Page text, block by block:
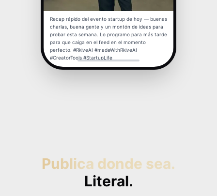
Recap rápido del evento startup de hoy — buenas
charlas, buena gente y un montón de ideas para
probar esta semana. Lo programo para más tarde
para que caiga en el feed en el momento
perfecto. #RkiveAI #madeWithRkiveAI
#CreatorTools #StartupLife
Publica donde sea.
Literal.